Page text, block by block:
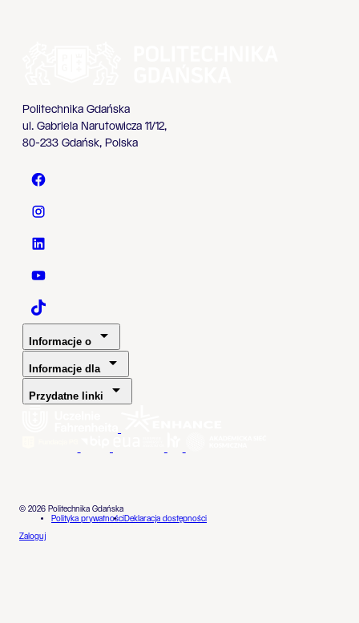
Politechnika Gdańska
ul. Gabriela Narutowicza 11/12,
80-233 Gdańsk, Polska
Politechnika Gdańska - Facebook
Politechnika Gdańska - Instagram
Politechnika Gdańska - LinkedIn
Politechnika Gdańska - YouTube
Politechnika Gdańska - TaikTok
Informacje o
Informacje dla
Przydatne linki
© 2026 Politechnika Gdańska
Polityka prywatnościDeklaracja dostępności
Zaloguj